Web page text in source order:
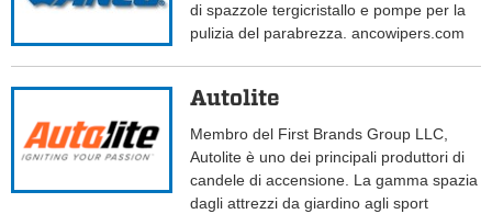
di spazzole tergicristallo e pompe per la
pulizia del parabrezza. ancowipers.com
Autolite
Membro del First Brands Group LLC,
Autolite è uno dei principali produttori di
candele di accensione. La gamma spazia
dagli attrezzi da giardino agli sport